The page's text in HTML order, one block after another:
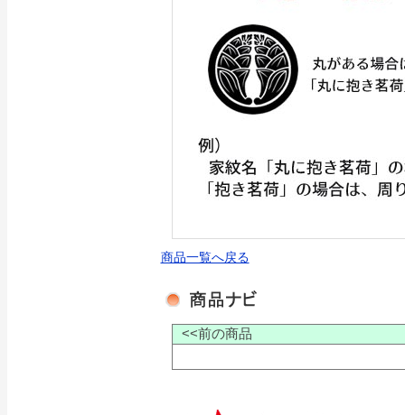
商品一覧へ戻る
<<前の商品